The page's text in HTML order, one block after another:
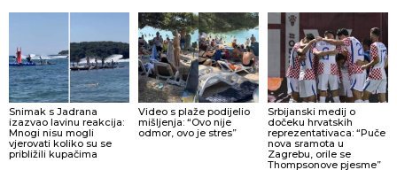
Snimak s Jadrana
izazvao lavinu reakcija:
Mnogi nisu mogli
vjerovati koliko su se
približili kupačima
Video s plaže podijelio
mišljenja: “Ovo nije
odmor, ovo je stres”
Srbijanski medij o
dočeku hrvatskih
reprezentativaca: “Puče
nova sramota u
Zagrebu, orile se
Thompsonove pjesme”